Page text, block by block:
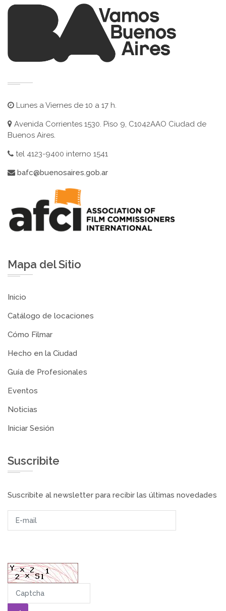
Lunes a Viernes de 10 a 17 h.
Avenida Corrientes 1530. Piso 9, C1042AAO Ciudad de
Buenos Aires.
tel 4123-9400 interno 1541
bafc@buenosaires.gob.ar
Mapa del Sitio
Inicio
Catálogo de locaciones
Cómo Filmar
Hecho en la Ciudad
Guía de Profesionales
Eventos
Noticias
Iniciar Sesión
Suscribite
Suscribite al newsletter para recibir las últimas novedades